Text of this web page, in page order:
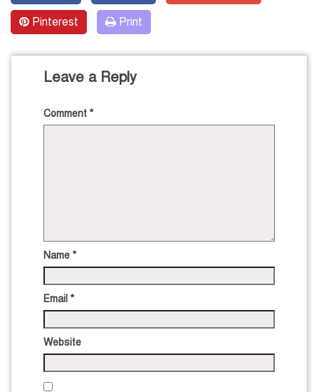
Pinterest Print
Leave a Reply
Comment *
Name *
Email *
Website